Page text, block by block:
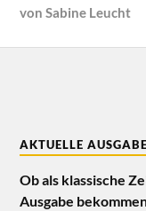
vonSabine Leucht
AKTUELLE AUSGABE
Ob als klassische
Ausgabe